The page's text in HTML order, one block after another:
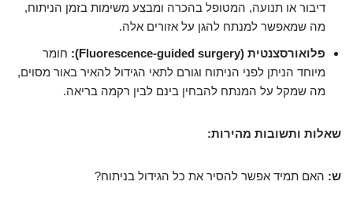
דיבור או תנועה, המטופל בהכרה ומבצע משימות בזמן הניתוח,
מה שמאפשר למנתח להגן על אזורים אלה.
פלואורסצנטית (Fluorescence-guided surgery):
חומר
מיוחד הניתן לפני הניתוח וגורם לתאי הגידול להאיר באור מסוים,
מה שמקל על המנתח להבחין בינם לבין רקמה בריאה.
שאלות ותשובות מהירות:
ש: האם תמיד אפשר להסיר את כל הגידול בניתוח?